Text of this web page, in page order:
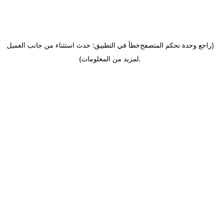
خطأ في التطبيق: حدث استثناء من جانب العميل(راجع وحدة تحكم المتصفح
لمزيد من المعلومات).